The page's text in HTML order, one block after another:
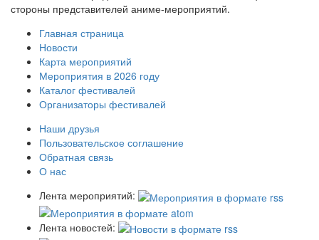
стороны представителей аниме-мероприятий.
Главная страница
Новости
Карта мероприятий
Мероприятия в 2026 году
Каталог фестивалей
Организаторы фестивалей
Наши друзья
Пользовательское соглашение
Обратная связь
О нас
Лента мероприятий:
Лента новостей: